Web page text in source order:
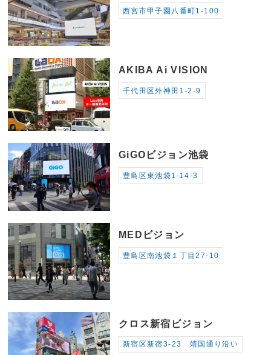
西宮市甲子園八番町1-100
AKIBA Ai VISION
千代田区外神田1-2-9
GiGOビジョン池袋
豊島区東池袋1-14-3
MEDビジョン
豊島区南池袋１丁目27-10
クロス新宿ビジョン
新宿区新宿3-23 靖国通り沿い